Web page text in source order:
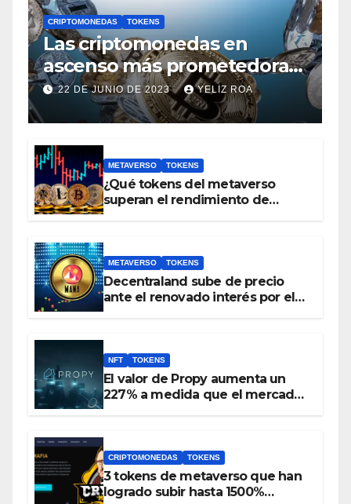
CRIPTOMONEDAS TOKENS
Las criptomonedas en
ascenso más prometedoras,
con un valor inferior a 1 euro
22 DE JUNIO DE 2023 YELIZ ROA
METAVERSO TOKENS
¿Qué tokens del metaverso
superan el rendimiento de
METAVERSO TOKENS
Decentraland sube de precio
ante el renovado interés por el
NFT TOKENS
El valor de Propy aumenta un
227% a medida que el mercado
CRIPTOMONEDAS TOKENS
3 tokens de metaverso que han
logrado subir hasta 1500%